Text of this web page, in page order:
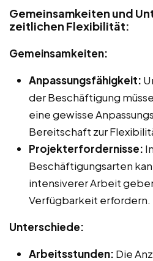
Gemeinsamkeiten und
zeitlichen Flexibilität:
Gemeinsamkeiten:
Anpassungsfähigkeit:
der Beschäftigung
eine gewisse
Bereitschaft zur
Projekterfordernisse:
Beschäftigungsarten
intensiverer Arbeit
Verfügbarkeit erfordern.
Unterschiede:
Arbeitsstunden: Die